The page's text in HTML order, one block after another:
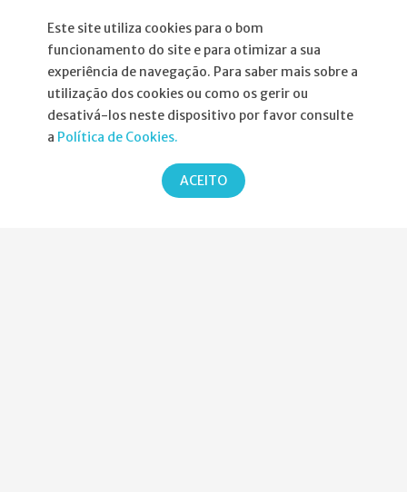
Este site utiliza cookies para o bom
funcionamento do site e para otimizar a sua
experiência de navegação. Para saber mais sobre a
utilização dos cookies ou como os gerir ou
desativá-los neste dispositivo por favor consulte
a Política de Cookies.
ACEITO
Informações
Atribuição da Bolsa SPND